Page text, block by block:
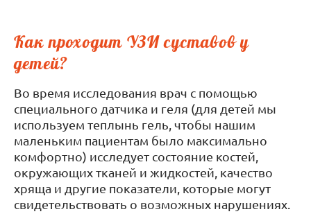
Как проходит УЗИ суставов у
детей?
Во время исследования врач с помощью
специального датчика и геля (для детей мы
используем теплынь гель, чтобы нашим
маленьким пациентам было максимально
комфортно) исследует состояние костей,
окружающих тканей и жидкостей, качество
хряща и другие показатели, которые могут
свидетельствовать о возможных нарушениях.